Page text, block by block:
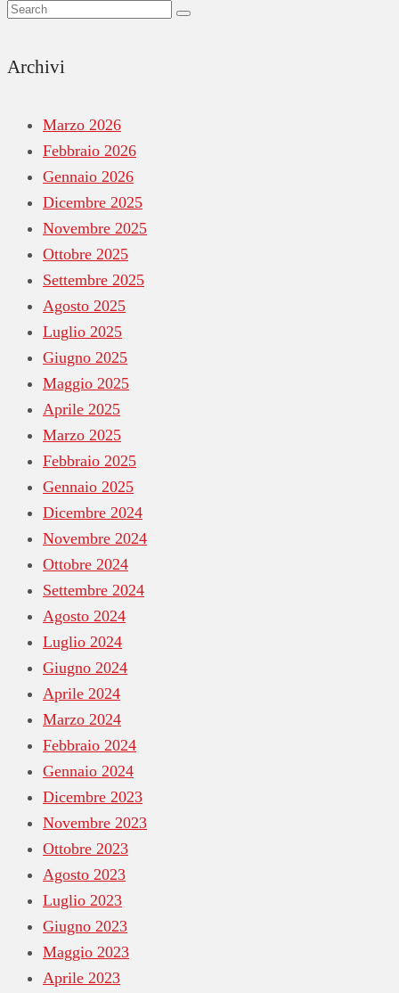
Archivi
Marzo 2026
Febbraio 2026
Gennaio 2026
Dicembre 2025
Novembre 2025
Ottobre 2025
Settembre 2025
Agosto 2025
Luglio 2025
Giugno 2025
Maggio 2025
Aprile 2025
Marzo 2025
Febbraio 2025
Gennaio 2025
Dicembre 2024
Novembre 2024
Ottobre 2024
Settembre 2024
Agosto 2024
Luglio 2024
Giugno 2024
Aprile 2024
Marzo 2024
Febbraio 2024
Gennaio 2024
Dicembre 2023
Novembre 2023
Ottobre 2023
Agosto 2023
Luglio 2023
Giugno 2023
Maggio 2023
Aprile 2023